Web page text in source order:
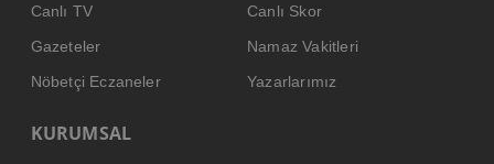
Canlı TV
Canlı Skor
Gazeteler
Namaz Vakitleri
Nöbetçi Eczaneler
Yazarlarımız
KURUMSAL